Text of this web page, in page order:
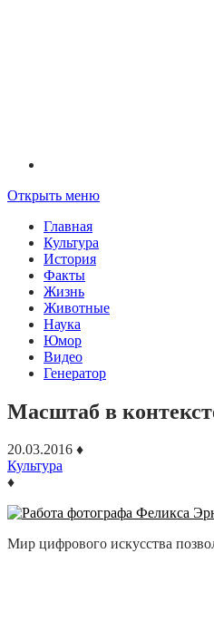
Открыть меню
Главная
Культура
История
Факты
Жизнь
Животные
Наука
Юмор
Видео
Генератор
Масштаб в
20.03.2016 ♦
Культура
♦
Мир цифрового искусства